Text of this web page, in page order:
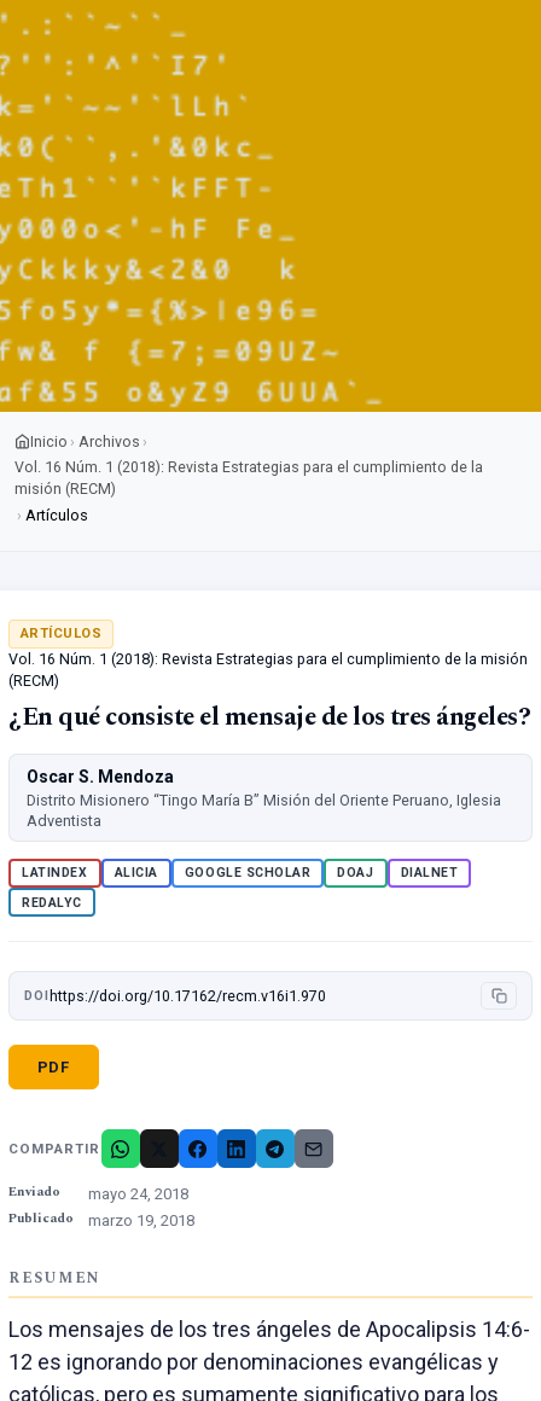
Inicio › Archivos ›
Vol. 16 Núm. 1 (2018): Revista Estrategias para el cumplimiento de la
misión (RECM)
› Artículos
ARTÍCULOS
Vol. 16 Núm. 1 (2018): Revista Estrategias para el cumplimiento de la misión
(RECM)
¿En qué consiste el mensaje de los tres ángeles?
Oscar S. Mendoza
Distrito Misionero “Tingo María B” Misión del Oriente Peruano, Iglesia
Adventista
LATINDEX ALICIA GOOGLE SCHOLAR DOAJ
DIALNET
REDALYC
DOI https://doi.org/10.17162/recm.v16i1.970
PDF
COMPARTIR
Enviado mayo 24, 2018
Publicado marzo 19, 2018
RESUMEN
Los mensajes de los tres ángeles de Apocalipsis 14:6-
12 es ignorando por denominaciones evangélicas y
católicas, pero es sumamente significativo para los